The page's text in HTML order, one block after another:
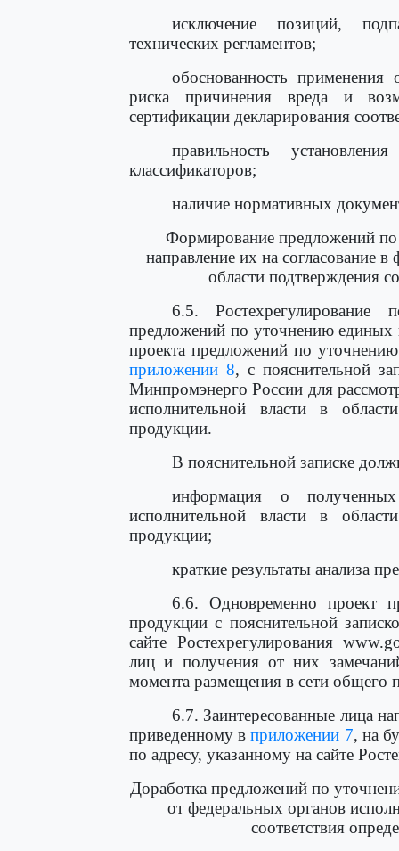
исключение позиций,
технических регламентов;
обоснованность применения
риска причинения вреда и
сертификации декларирования
правильность
классификаторов;
наличие нормативных
Формирование предложений
направление их на согласование
области подтверждения
6.5. Ростехрегулирование
предложений по уточнению единых
проекта предложений по
приложении 8, с пояснительной
Минпромэнерго России для
исполнительной власти в
продукции.
В пояснительной записке
информация о
исполнительной власти в
продукции;
краткие результаты анализа
6.6. Одновременно проект
продукции с пояснительной
сайте Ростехрегулирования
лиц и получения от них
момента размещения в сети общего
6.7. Заинтересованные лица
приведенному вприложении 7, на
по адресу, указанному на сайте
Доработка предложений по
от федеральных органов
соответствия